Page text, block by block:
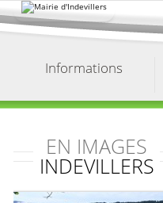
au
contenu.
Informations
EN IMAGES
INDEVILLERS